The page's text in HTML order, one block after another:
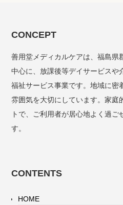
CONCEPT
善用堂メディカルケアは、福島県
中心に、放課後等デイサービスや
福祉サービス事業です。地域に密
雰囲気を大切にしています。家庭
トで、ご利用者が居心地よく過ご
す。
CONTENTS
HOME